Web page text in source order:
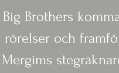
Brothers
rörelser och